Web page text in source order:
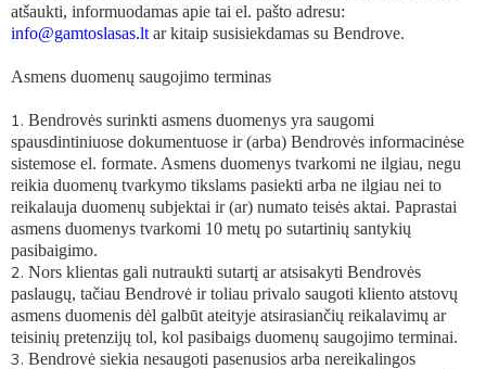
atšaukti, informuodamas apie tai el. pašto adresu:
info@gamtoslasas.lt ar kitaip susisiekdamas su Bendrove.
Asmens duomenų saugojimo terminas
Bendrovės surinkti asmens duomenys yra saugomi
spausdintiniuose dokumentuose ir (arba) Bendrovės informacinėse
sistemose el. formate. Asmens duomenys tvarkomi ne ilgiau, negu
reikia duomenų tvarkymo tikslams pasiekti arba ne ilgiau nei to
reikalauja duomenų subjektai ir (ar) numato teisės aktai. Paprastai
asmens duomenys tvarkomi 10 metų po sutartinių santykių
pasibaigimo.
Nors klientas gali nutraukti sutartį ar atsisakyti Bendrovės
paslaugų, tačiau Bendrovė ir toliau privalo saugoti kliento atstovų
asmens duomenis dėl galbūt ateityje atsirasiančių reikalavimų ar
teisinių pretenzijų tol, kol pasibaigs duomenų saugojimo terminai.
Bendrovė siekia nesaugoti pasenusios arba nereikalingos